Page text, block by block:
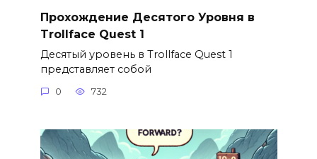
Прохождение Десятого Уровня в
Trollface Quest 1
Десятый уровень в Trollface Quest 1
представляет собой
0 732